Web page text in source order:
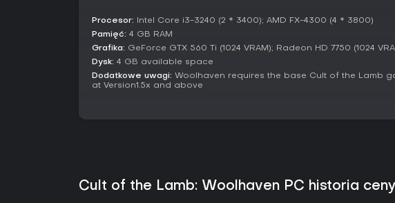
Procesor: Intel Core i3-3240 (2 * 3400); AMD FX-4300 (4 * 3800)
Pamięć: 4 GB RAM
Grafika: GeForce GTX 560 Ti (1024 VRAM); Radeon HD 7750 (1024
Dysk: 4 GB available space
Dodatkowe uwagi: Woolhaven requires the base Cult of the Lamb
at Version1.5x and above
Cult of the Lamb: Woolhaven PC historia ceny